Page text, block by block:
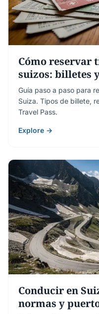
Cómo reservar
suizos: billetes
Guía paso a paso para
Suiza. Tipos de billete,
Travel Pass.
Explore →
Conducir en
normas y